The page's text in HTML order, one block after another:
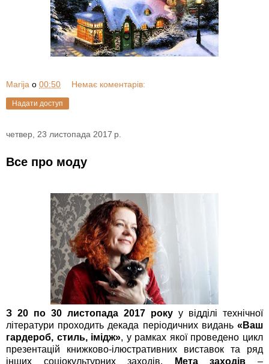
Marija о 00:50 Немає коментарів:
Надати доступ
четвер, 23 листопада 2017 р.
Все про моду
З 20 по 30 листопада 2017 року у відділі технічної
літератури проходить декада періодичних видань «Ваш
гардероб, стиль, імідж», у рамках якої проведено цикл
презентацій книжково-ілюстративних виставок та ряд
інших соціокультурних заходів.
Мета заходів –